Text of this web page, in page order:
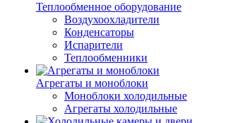
Теплообменное оборудование
Воздухоохладители
Конденсаторы
Испарители
Теплообменники
Агрегаты и моноблоки
Моноблоки холодильные
Агрегаты холодильные